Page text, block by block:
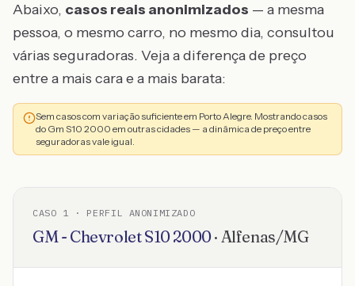
Abaixo, casos reais anonimizados — a mesma
pessoa, o mesmo carro, no mesmo dia, consultou
várias seguradoras. Veja a diferença de preço
entre a mais cara e a mais barata:
Sem casos com variação suficiente em Porto Alegre. Mostrando casos
do Gm S10 2000 em outras cidades — a dinâmica de preço entre
seguradoras vale igual.
CASO 1 · PERFIL ANONIMIZADO
GM - ChevroletS102000· Alfenas/MG